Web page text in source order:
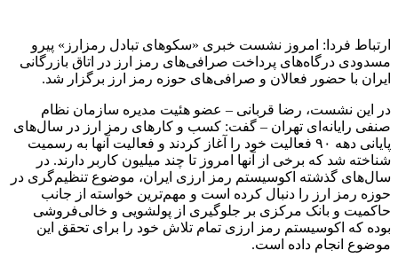
ارتباط فردا: امروز نشست خبری «سکوهای تبادل رمزارز» پیرو
مسدودی درگاه‌های پرداخت صرافی‌های رمز ارز در اتاق بازرگانی
ایران با حضور فعالان و صرافی‌های حوزه رمز ارز برگزار شد.
در این نشست، رضا قربانی – عضو هئیت مدیره سازمان نظام
صنفی رایانه‌ای تهران – گفت: کسب و کارهای رمز ارز در سال‌های
پایانی دهه ۹۰ فعالیت خود را آغاز کردند و فعالیت آنها به رسمیت
شناخته شد که برخی از آنها امروز تا چند میلیون کاربر دارند. در
سال‌های گذشته اکوسیستم رمز ارزی ایران، موضوع تنظیم‌گری در
حوزه رمز ارز را دنبال کرده است و مهم‌ترین خواسته از جانب
حاکمیت و بانک مرکزی بر جلوگیری از پولشویی و خالی‌فروشی
بوده که اکوسیستم رمز ارزی تمام تلاش خود را برای تحقق این
موضوع انجام داده است.